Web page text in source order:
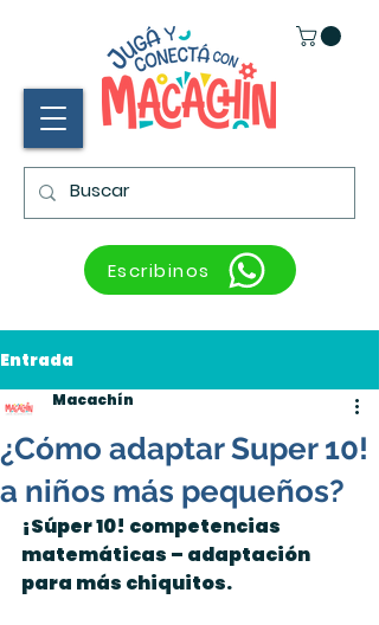
Escribinos
Entrada
¿Cómo adaptar Super 10!
a niños más pequeños?
Macachín
¡Súper 10! competencias
matemáticas – adaptación
para más chiquitos.